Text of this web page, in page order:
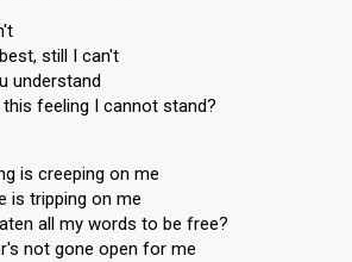
still I can't
understand
this feeling I cannot stand?
is creeping on me
is tripping on me
all my words to be free?
not gone open for me